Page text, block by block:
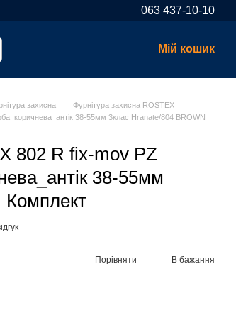
063 437-10-10
Мій кошик
захисна
Фурнітура захисна ROSTEX
38-55мм 3клас Hranate/804 BROWN
802 R fix-mov PZ
38-55мм
Комплект
Порівняти В бажання